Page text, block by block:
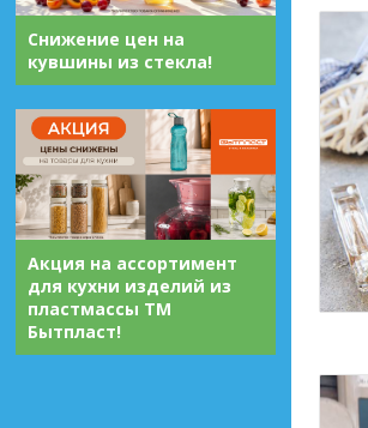
Снижение цен на
кувшины из стекла!
Акция на ассортимент
для кухни изделий из
пластмассы ТМ
Бытпласт!